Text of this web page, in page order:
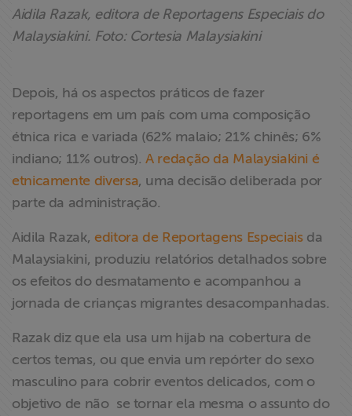
Aidila Razak, editora de Reportagens Especiais do
Malaysiakini. Foto: Cortesia Malaysiakini
Depois, há os aspectos práticos de fazer
reportagens em um país com uma composição
étnica rica e variada (62% malaio; 21% chinês; 6%
indiano; 11% outros).A redação da Malaysiakini é
etnicamente diversa, uma decisão deliberada por
parte da administração.
Aidila Razak, editora de Reportagens Especiaisda
Malaysiakini, produziu relatórios detalhados sobre
os efeitos do desmatamento e acompanhou a
jornada de crianças migrantes desacompanhadas.
Razak diz que ela usa um hijab na cobertura de
certos temas, ou que envia um repórter do sexo
masculino para cobrir eventos delicados, com o
objetivo de não se tornar ela mesma o assunto do